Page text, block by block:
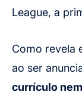
League, a
Como revela
ao ser
currículo